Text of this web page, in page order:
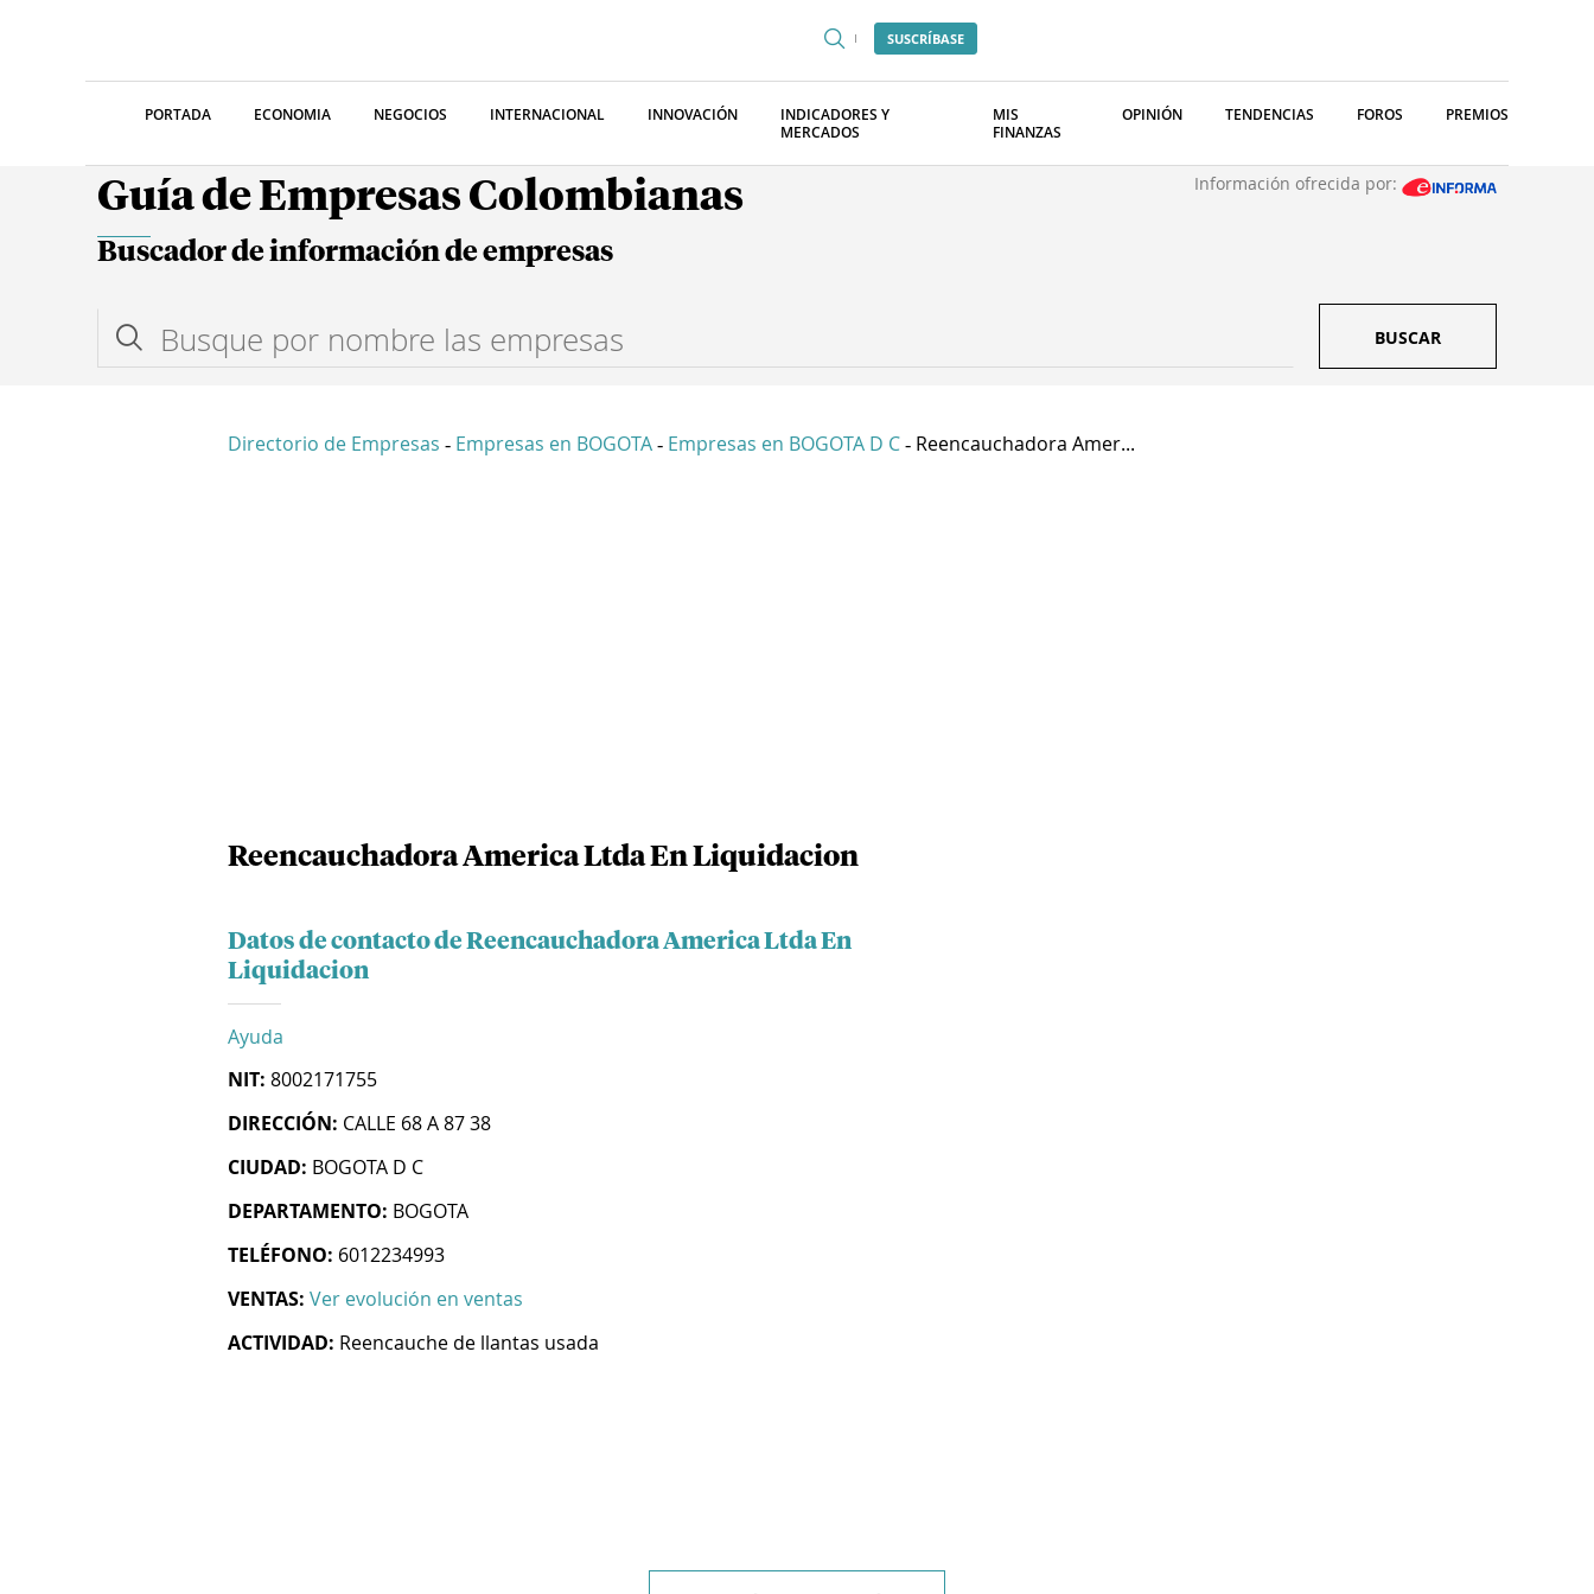
SUSCRÍBASE
PORTADA ECONOMIA NEGOCIOS INTERNACIONAL INNOVACIÓN
INDICADORES Y
MERCADOS
MIS
FINANZAS
OPINIÓN TENDENCIAS FOROS PREMIOS
Guía de Empresas Colombianas Información ofrecida por:
Buscador de información de empresas
BUSCAR
Directorio de Empresas - Empresas en BOGOTA - Empresas en BOGOTA D C - Reencauchadora Amer...
Reencauchadora America Ltda En Liquidacion
Datos de contacto de Reencauchadora America Ltda En
Liquidacion
Ayuda
NIT: 8002171755
DIRECCIÓN: CALLE 68 A 87 38
CIUDAD: BOGOTA D C
DEPARTAMENTO: BOGOTA
TELÉFONO: 6012234993
VENTAS: Ver evolución en ventas
ACTIVIDAD: Reencauche de llantas usada